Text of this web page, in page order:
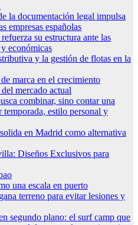
la documentación legal impulsa
empresas españolas
su estructura ante las
económicas
y la gestión de flotas en la
marca en el crecimiento
mercado actual
combinar, sino contar una
estilo personal y
en Madrid como alternativa
Diseños Exclusivos para
una escala en puerto
terreno para evitar lesiones y
segundo plano: el surf camp que